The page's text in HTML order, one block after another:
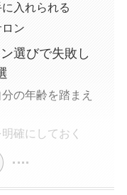
入れられる
ン
選びで失敗し
の年齢を踏まえ
確にしておく